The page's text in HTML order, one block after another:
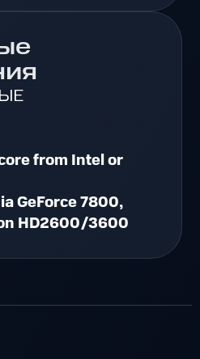
from Intel or
GeForce 7800,
HD2600/3600